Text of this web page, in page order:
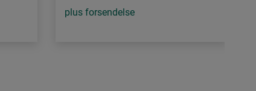
plus forsendelse